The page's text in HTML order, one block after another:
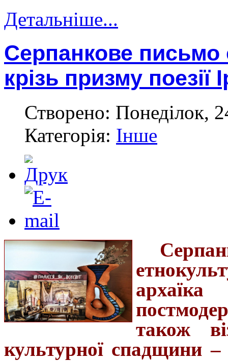
Детальніше...
Серпанкове письмо
крізь призму поезії
Створено: Понеділок,
Категорія: Інше
також
культурної спадщини